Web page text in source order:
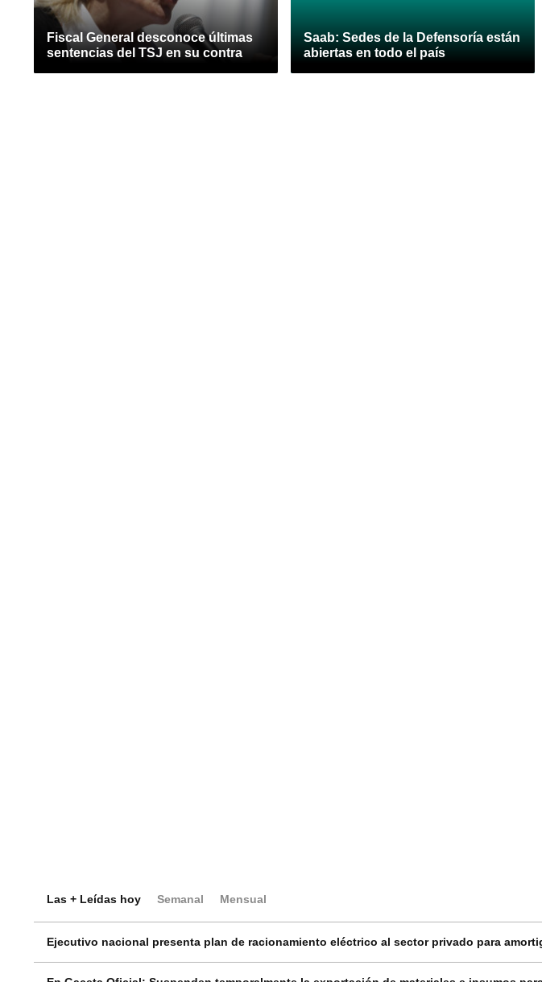
Fiscal General desconoce últimas
sentencias del TSJ en su contra
Saab: Sedes de la Defensoría están
abiertas en todo el país
Las + Leídas hoy Semanal Mensual
Ejecutivo nacional presenta plan de racionamiento eléctrico al sector privado para